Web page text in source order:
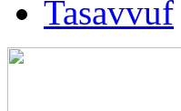
Tasavvuf